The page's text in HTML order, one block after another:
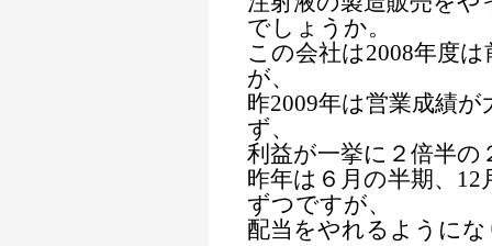
でしょうか。
この会社は2008年度
が、
昨2009年は営業成績
ず、
利益が一挙に２倍半の
昨年は６月の半期、
ずつですが、
配当をやれるように